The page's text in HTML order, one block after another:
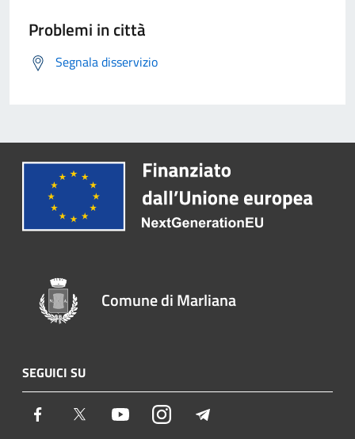
Problemi in città
Segnala disservizio
Comune di Marliana
SEGUICI SU
Facebook Twitter YoutubeInstagram